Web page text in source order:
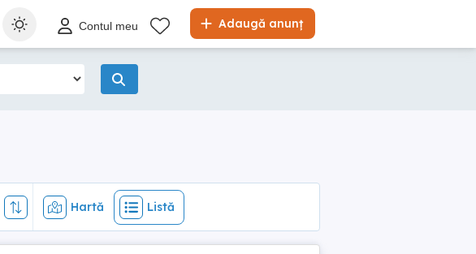
Adaugă anunț
Contul meu
Hartă Listă
Hartă Listă